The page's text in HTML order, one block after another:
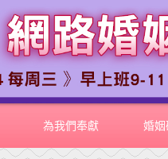
為我們奉獻 婚姻